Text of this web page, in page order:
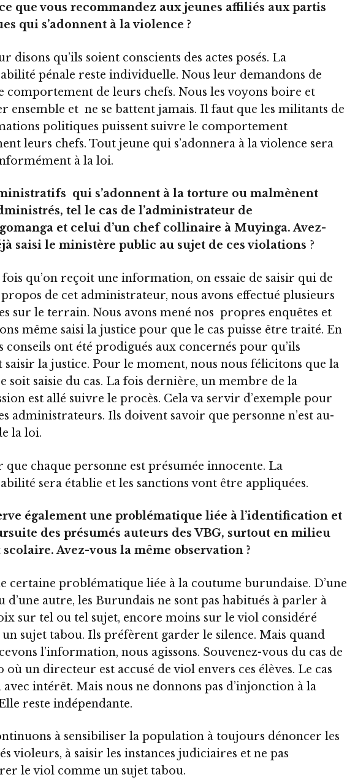
que vous recommandez aux jeunes affiliés aux partis
qui s’adonnent à la violence ?
disons qu’ils soient conscients des actes posés. La
pénale reste individuelle. Nous leur demandons de
comportement de leurs chefs. Nous les voyons boire et
ensemble et ne se battent jamais. Il faut que les militants de
politiques puissent suivre le comportement
leurs chefs. Tout jeune qui s’adonnera à la violence sera
à la loi.
qui s’adonnent à la torture ou malmènent
tel le cas de l’administrateur de
et celui d’un chef collinaire à Muyinga. Avez-
saisi le ministère public au sujet de ces violations ?
fois qu’on reçoit une information, on essaie de saisir qui de
de cet administrateur, nous avons effectué plusieurs
sur le terrain. Nous avons mené nos propres enquêtes et
même saisi la justice pour que le cas puisse être traité. En
conseils ont été prodigués aux concernés pour qu’ils
saisir la justice. Pour le moment, nous nous félicitons que la
soit saisie du cas. La fois dernière, un membre de la
est allé suivre le procès. Cela va servir d’exemple pour
administrateurs. Ils doivent savoir que personne n’est au-
la loi.
que chaque personne est présumée innocente. La
sera établie et les sanctions vont être appliquées.
également une problématique liée à l’identification et
des présumés auteurs des VBG, surtout en milieu
Avez-vous la même observation ?
certaine problématique liée à la coutume burundaise. D’une
d’une autre, les Burundais ne sont pas habitués à parler à
sur tel ou tel sujet, encore moins sur le viol considéré
sujet tabou. Ils préfèrent garder le silence. Mais quand
l’information, nous agissons. Souvenez-vous du cas de
un directeur est accusé de viol envers ces élèves. Le cas
avec intérêt. Mais nous ne donnons pas d’injonction à la
reste indépendante.
à sensibiliser la population à toujours dénoncer les
violeurs, à saisir les instances judiciaires et ne pas
le viol comme un sujet tabou.